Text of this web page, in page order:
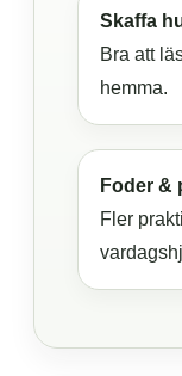
Skaffa
Bra att
hemma.
Foder &
Fler